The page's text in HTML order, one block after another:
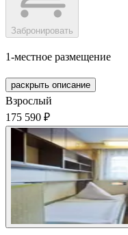
Забронировать
1-местное размещение
раскрыть описание
Взрослый
175 590 ₽